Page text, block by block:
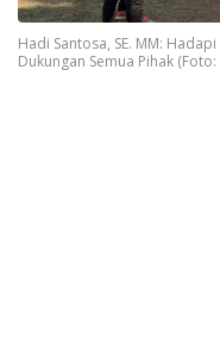
Hadi Santosa, SE. MM:
Dukungan Semua Pihak (Foto: